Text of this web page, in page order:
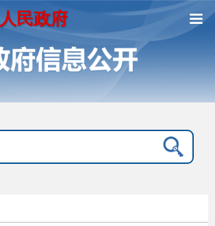
民政府